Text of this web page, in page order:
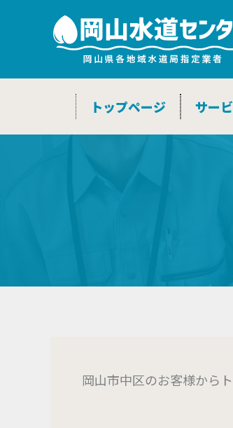
ス
トップページ サー
岡山市中区のお客様から